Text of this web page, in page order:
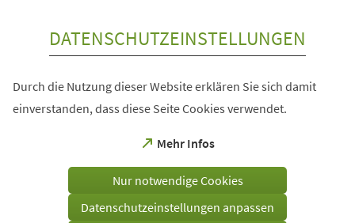
DATENSCHUTZEINSTELLUNGEN
Durch die Nutzung dieser Website erklären Sie sich damit
einverstanden, dass diese Seite Cookies verwendet.
Mehr Infos
(Öffnet
einem
Tab)
Nur notwendige Cookies
Datenschutzeinstellungen anpassen